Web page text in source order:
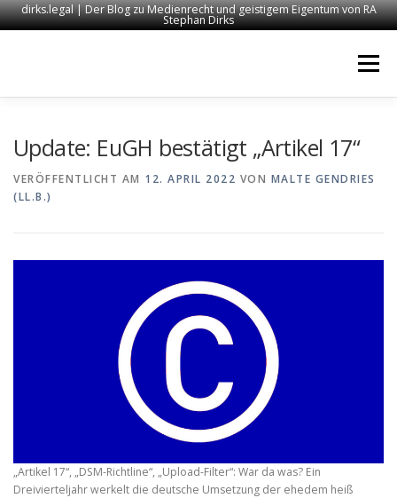
dirks.legal | Der Blog zu Medienrecht und geistigem Eigentum von RA
Stephan Dirks
Menü
MEDIEN
Update: EuGH bestätigt „Artikel 17“
VERÖFFENTLICHT AM 12. APRIL 2022 VON MALTE GENDRIES
(LL.B.)
„Artikel 17“, „DSM-Richtline“, „Upload-Filter“: War da was? Ein
Dreivierteljahr werkelt die deutsche Umsetzung der ehedem heiß